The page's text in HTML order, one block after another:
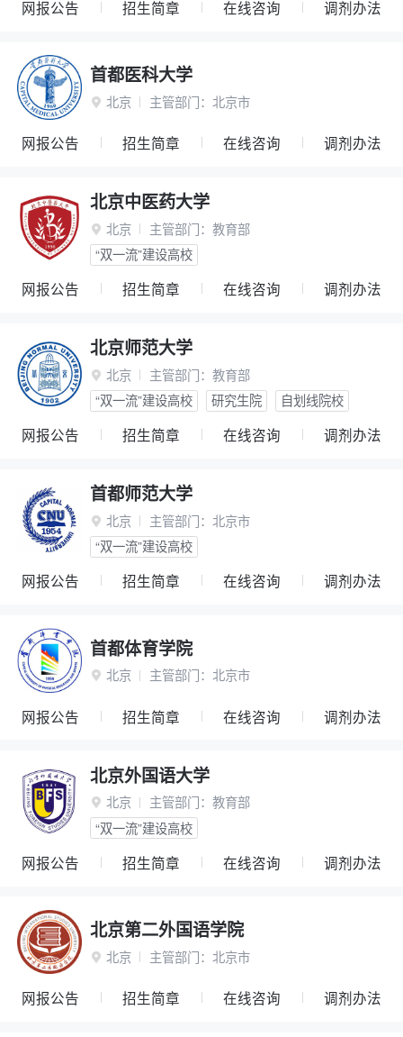
网报公告 招生简章 在线咨询 调剂办法
首都医科大学
 北京 主管部门： 北京市
网报公告 招生简章 在线咨询 调剂办法
北京中医药大学
 北京 主管部门： 教育部
“双一流”建设高校
网报公告 招生简章 在线咨询 调剂办法
北京师范大学
 北京 主管部门： 教育部
“双一流”建设高校
研究生院 自划线院校
网报公告 招生简章 在线咨询 调剂办法
首都师范大学
 北京 主管部门： 北京市
“双一流”建设高校
网报公告 招生简章 在线咨询 调剂办法
首都体育学院
 北京 主管部门： 北京市
网报公告 招生简章 在线咨询 调剂办法
北京外国语大学
 北京 主管部门： 教育部
“双一流”建设高校
网报公告 招生简章 在线咨询 调剂办法
北京第二外国语学院
 北京 主管部门： 北京市
网报公告 招生简章 在线咨询 调剂办法